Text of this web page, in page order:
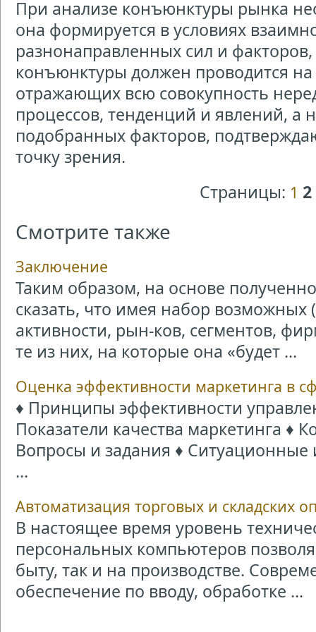
При анализе конъюнктуры рынка
она формируется в условиях
разнонаправленных сил и
конъюнктуры должен проводится
отражающих всю совокупность
процессов, тенденций и явлений, а
подобранных факторов,
точку зрения.
Страницы: 1 2
Смотрите также
Заключение
Таким образом, на основе
сказать, что имея набор возможных
активности, рын-ков, сегментов,
те из них, на которые она «будет ...
Оценка эффективности маркетинга в
♦ Принципы эффективности
Показатели качества маркетинга ♦
Вопросы и задания ♦ Ситуационные
...
Автоматизация торговых и складских
В настоящее время уровень
персональных компьютеров
быту, так и на производстве.
обеспечение по вводу, обработке ...